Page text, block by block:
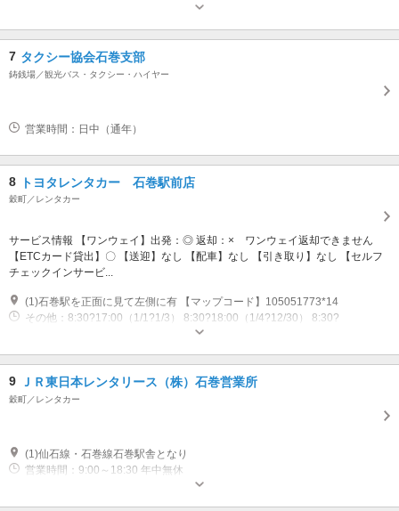
7 タクシー協会石巻支部
鋳銭場／観光バス・タクシー・ハイヤー
営業時間：日中（通年）
8 トヨタレンタカー 石巻駅前店
穀町／レンタカー
サービス情報 【ワンウェイ】出発：◎ 返却：× ワンウェイ返却できません
【ETCカード貸出】〇 【送迎】なし 【配車】なし 【引き取り】なし 【セルフ
チェックインサービ...
(1)石巻駅を正面に見て左側に有 【マップコード】105051773*14
その他：8:30?17:00（1/1?1/3） 8:30?18:00（1/4?12/30） 8:30?
9 ＪＲ東日本レンタリース（株）石巻営業所
穀町／レンタカー
(1)仙石線・石巻線石巻駅舎となり
営業時間：9:00～18:30 年中無休